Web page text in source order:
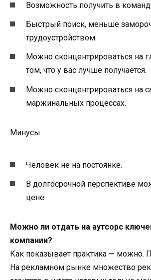
Возможность получить в
Быстрый поиск, меньше
трудоустройством.
Можно сконцентрироваться на
том, что у вас лучше получается.
Можно сконцентрироваться на
маржинальных процессах.
Минусы:
Человек не на постоянке.
В долгосрочной перспективе
цене.
Можно ли отдать на аутсорс
компании?
Как показывает практика — можно.
На рекламном рынке множество